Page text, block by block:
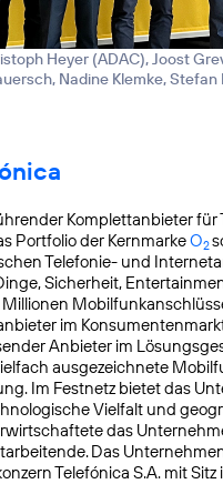
Heyer (ADAC), Joost
Nadine Klemke, Stefan
Komplettanbieter
Portfolio der KernmarkeO2
Telefonie- und
Sicherheit,
im
Anbieter im
ausgezeichnete
Im Festnetz bietet das
Vielfalt und
das
Das
Telefónica S.A. mit